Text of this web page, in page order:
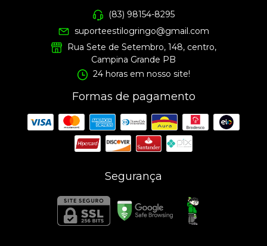
(83) 98154-8295
suporteestilogringo@gmail.com
Rua Sete de Setembro, 148, centro,
Campina Grande PB
24 horas em nosso site!
Formas de pagamento
Segurança